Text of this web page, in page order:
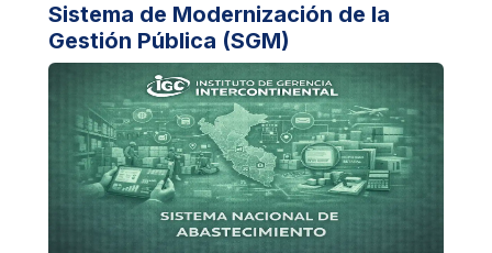
Sistema de Modernización de la
Gestión Pública (SGM)